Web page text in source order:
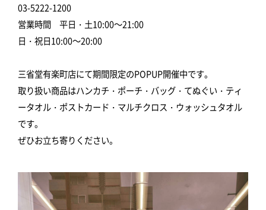
03-5222-1200
営業時間 平日・土10:00～21:00
日・祝日10:00～20:00
三省堂有楽町店にて期間限定のPOPUP開催中です。
取り扱い商品はハンカチ・ポーチ・バッグ・てぬぐい・ティ
ータオル・ポストカード・マルチクロス・ウォッシュタオル
です。
ぜひお立ち寄りください。